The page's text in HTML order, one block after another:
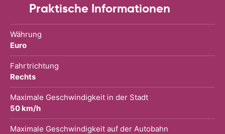
Praktische Informationen
Währung
Euro
Fahrtrichtung
Rechts
Maximale Geschwindigkeit in der Stadt
50 km/h
Maximale Geschwindigkeit auf der Autobahn